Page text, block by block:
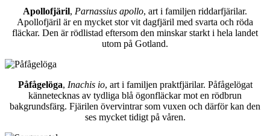
Apollofjäril, Parnassius apollo, art i familjen riddarfjärilar.
Apollofjäril är en mycket stor vit dagfjäril med svarta och röda
fläckar. Den är rödlistad eftersom den minskar starkt i hela landet
utom på Gotland.
Påfågelöga, Inachis io, art i familjen praktfjärilar. Påfågelögat
kännetecknas av tydliga blå ögonfläckar mot en rödbrun
bakgrundsfärg. Fjärilen övervintrar som vuxen och därför kan den
ses mycket tidigt på våren.